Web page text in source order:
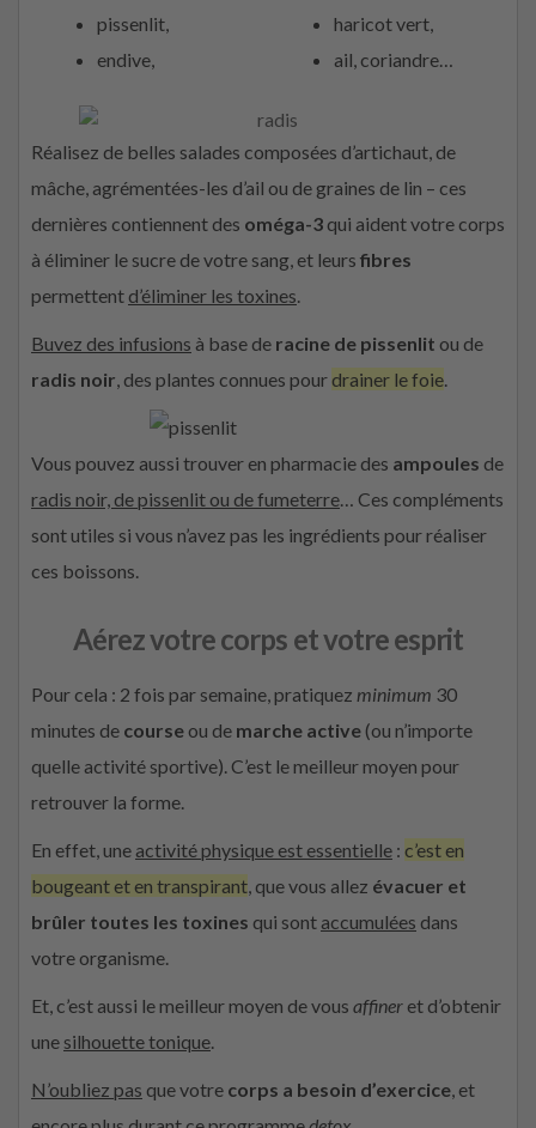
pissenlit,
endive,
haricot vert,
ail, coriandre…
Réalisez de belles salades composées d’artichaut, de
mâche, agrémentées-les d’ail ou de graines de lin – ces
dernières contiennent des oméga-3 qui aident votre corps
à éliminer le sucre de votre sang, et leurs fibres
permettent d’éliminer les toxines.
Buvez des infusions à base de racine de pissenlit ou de
radis noir, des plantes connues pour drainer le foie.
Vous pouvez aussi trouver en pharmacie des ampoules de
radis noir, de pissenlit ou de fumeterre… Ces compléments
sont utiles si vous n’avez pas les ingrédients pour réaliser
ces boissons.
Aérez votre corps et votre esprit
Pour cela : 2 fois par semaine, pratiquez minimum 30
minutes de course ou de marche active (ou n’importe
quelle activité sportive). C’est le meilleur moyen pour
retrouver la forme.
En effet, une activité physique est essentielle : c’est en
bougeant et en transpirant, que vous allez évacuer et
brûler toutes les toxines qui sont accumulées dans
votre organisme.
Et, c’est aussi le meilleur moyen de vous affiner et d’obtenir
une silhouette tonique.
N’oubliez pas que votre corps a besoin d’exercice, et